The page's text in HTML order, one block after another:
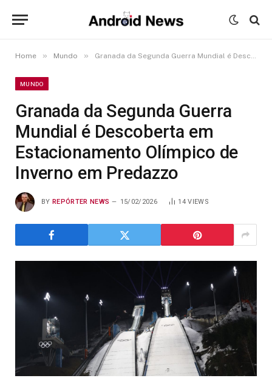
Home » Mundo » Granada da Segunda Guerra Mundial é Descoberta em Estacionamento Olímpico de Inverno em Predazzo
MUNDO
Granada da Segunda Guerra
Mundial é Descoberta em
Estacionamento Olímpico de
Inverno em Predazzo
BY REPÓRTER NEWS 15/02/2026 14VIEWS